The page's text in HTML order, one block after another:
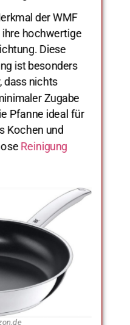
der WMF
ihre hochwertige
Diese
ist besonders
dass nichts
Zugabe
Pfanne ideal für
Kochen und
Reinigung